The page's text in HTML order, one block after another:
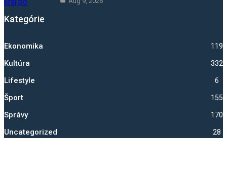
Kategórie
Ekonomika 1193
Kultúra 332
Lifestyle 6
Šport 1556
Správy
Uncategorized 28